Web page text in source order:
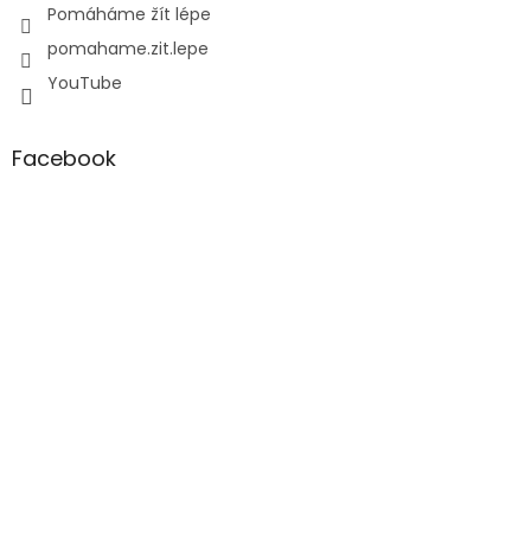
Pomáháme žít lépe
pomahame.zit.lepe
YouTube
Facebook